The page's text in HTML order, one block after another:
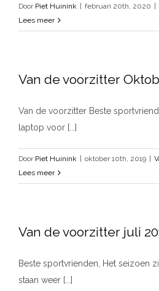
Door Piet Huinink | februari 20th, 2020 |
Lees meer
Van de voorzitter
Van de voorzitter Beste
laptop voor [...]
Door Piet Huinink | oktober 10th, 2019 |
Lees meer
Van de voorzitter juli
Beste sportvrienden, Het seizoen
staan weer [...]